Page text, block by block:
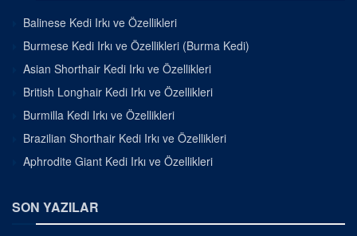
Balinese Kedi Irkı ve Özellikleri
Burmese Kedi Irkı ve Özellikleri (Burma Kedi)
Asian Shorthair Kedi Irkı ve Özellikleri
British Longhair Kedi Irkı ve Özellikleri
Burmilla Kedi Irkı ve Özellikleri
Brazilian Shorthair Kedi Irkı ve Özellikleri
Aphrodite Giant Kedi Irkı ve Özellikleri
SON YAZILAR